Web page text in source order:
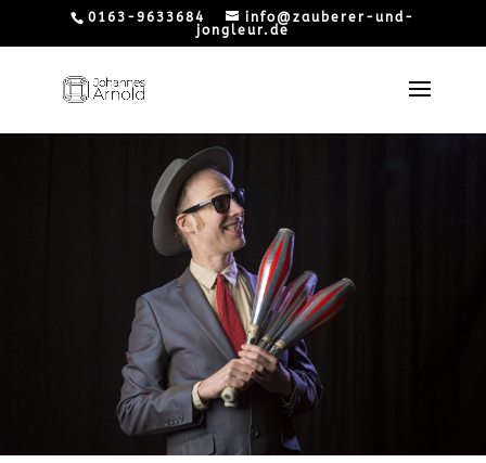
0163-9633684
info@zauberer-und-
jongleur.de